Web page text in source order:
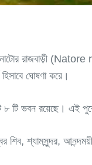
নাটোর রাজবাড়ী
হিসাবে ঘোষণা করে।
৮ টি ভবন রয়েছে।
শিব, শ্যামসুন্দর,